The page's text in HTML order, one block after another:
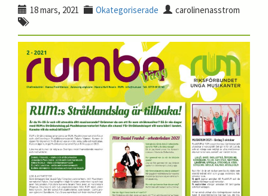
18 mars, 2021 Okategoriserade carolinenasstrom